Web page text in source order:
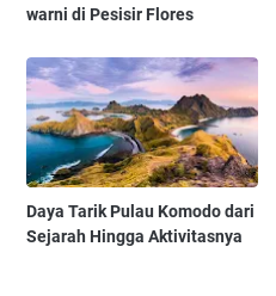
warni di Pesisir Flores
Daya Tarik Pulau Komodo dari
Sejarah Hingga Aktivitasnya